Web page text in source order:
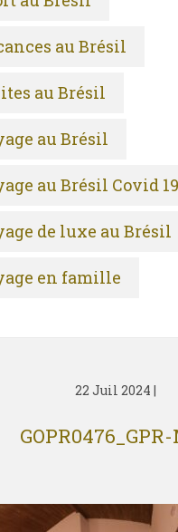
au Brésil
au Brésil
au Brésil
au Brésil Covid 19
de luxe au Brésil
en famille
22 Juil 2024 |